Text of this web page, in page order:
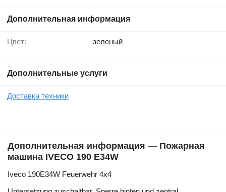
Дополнительная информация
Цвет: зеленый
Дополнительные услуги
Доставка техники
Дополнительная информация — Пожарная
машина IVECO 190 E34W
Iveco 190E34W Feuerwehr 4x4